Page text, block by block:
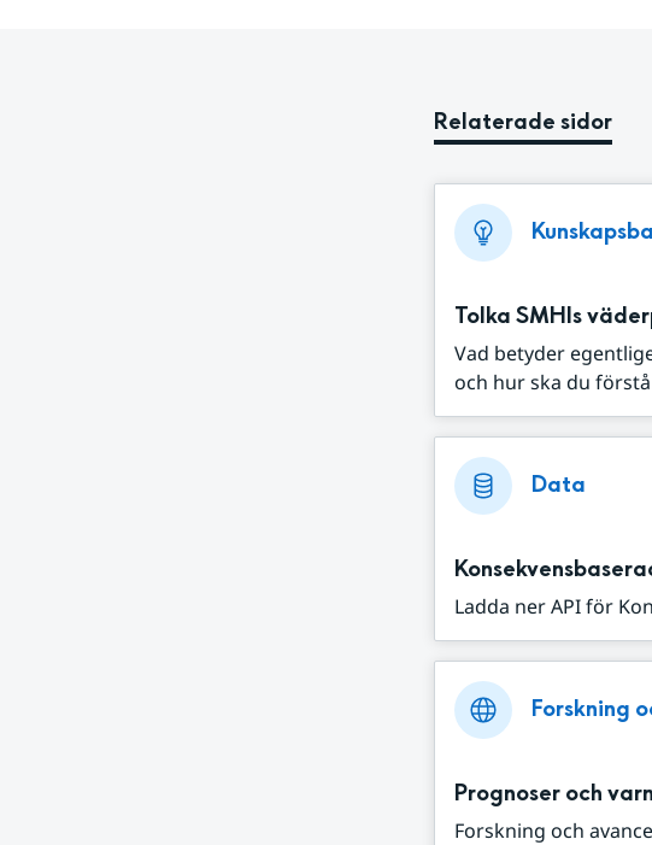
Relaterade sidor
Tolka SMHIs
Vad betyder
och hur ska du
Data
Ladda ner API för
Forskning
Prognoser och
Forskning och